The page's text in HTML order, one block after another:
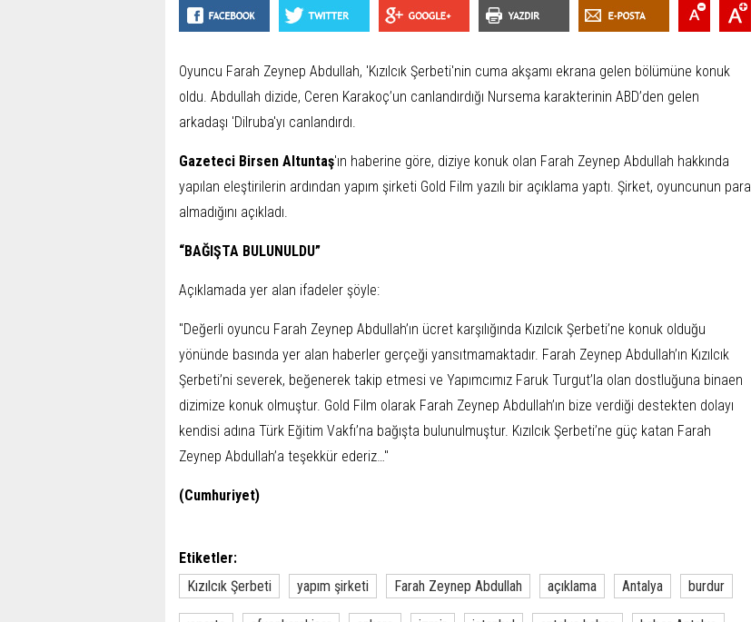
Oyuncu Farah Zeynep Abdullah, 'Kızılcık Şerbeti'nin cuma akşamı ekrana gelen bölümüne konuk
oldu. Abdullah dizide, Ceren Karakoç’un canlandırdığı Nursema karakterinin ABD’den gelen
arkadaşı 'Dilruba'yı canlandırdı.
Gazeteci Birsen Altuntaş'ın haberine göre, diziye konuk olan Farah Zeynep Abdullah hakkında
yapılan eleştirilerin ardından yapım şirketi Gold Film yazılı bir açıklama yaptı. Şirket, oyuncunun para
almadığını açıkladı.
“BAĞIŞTA BULUNULDU”
Açıklamada yer alan ifadeler şöyle:
"Değerli oyuncu Farah Zeynep Abdullah’ın ücret karşılığında Kızılcık Şerbeti’ne konuk olduğu
yönünde basında yer alan haberler gerçeği yansıtmamaktadır. Farah Zeynep Abdullah’ın Kızılcık
Şerbeti’ni severek, beğenerek takip etmesi ve Yapımcımız Faruk Turgut’la olan dostluğuna binaen
dizimize konuk olmuştur. Gold Film olarak Farah Zeynep Abdullah’ın bize verdiği destekten dolayı
kendisi adına Türk Eğitim Vakfı’na bağışta bulunulmuştur. Kızılcık Şerbeti’ne güç katan Farah
Zeynep Abdullah’a teşekkür ederiz…"
(Cumhuriyet)
Etiketler:
Kızılcık Şerbeti
yapım şirketi Farah Zeynep Abdullah açıklama Antalya burdur